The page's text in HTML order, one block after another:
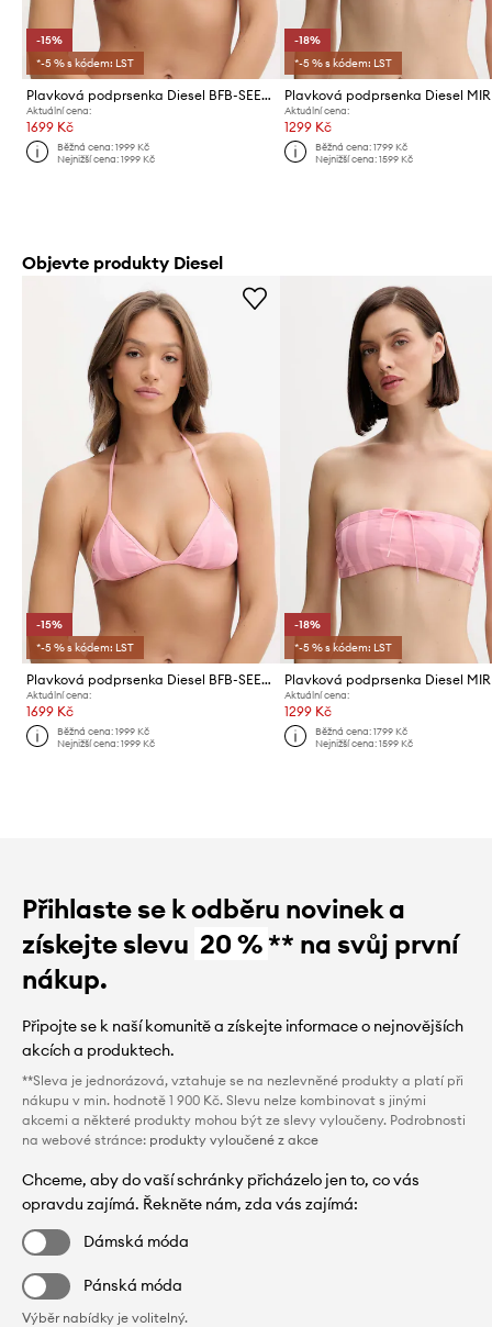
-15%
*-5 % s kódem: LST
Plavková podprsenka Diesel BFB-SEES-A BRA
Aktuální cena:
1699 Kč
Běžná cena:1999 Kč
Nejnižší cena:1999 Kč
-18%
*-5 % s kódem: LST
Aktuální cena:
1299 Kč
Běžná cena: 1799 Kč
Nejnižší cena: 1599 Kč
Objevte produkty Diesel
-15%
*-5 % s kódem: LST
Plavková podprsenka Diesel BFB-SEES-A BRA
Aktuální cena:
1699 Kč
Běžná cena:1999 Kč
Nejnižší cena:1999 Kč
-18%
*-5 % s kódem: LST
Aktuální cena:
1299 Kč
Běžná cena: 1799 Kč
Nejnižší cena: 1599 Kč
Přihlaste se k odběru novinek a
získejte slevu 20 %** na svůj první
nákup.
Připojte se k naší komunitě a získejte informace o nejnovějších
akcích a produktech.
**Sleva je jednorázová, vztahuje se na nezlevněné produkty a platí při
nákupu v min. hodnotě 1 900 Kč. Slevu nelze kombinovat s jinými
akcemi a některé produkty mohou být ze slevy vyloučeny. Podrobnosti
na webové stránce: produkty vyloučené z akce
Chceme, aby do vaší schránky přicházelo jen to, co vás
opravdu zajímá. Řekněte nám, zda vás zajímá:
Dámská móda
Pánská móda
Výběr nabídky je volitelný.